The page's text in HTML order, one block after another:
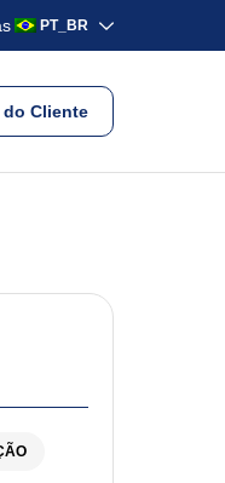
PT_BR
do Cliente